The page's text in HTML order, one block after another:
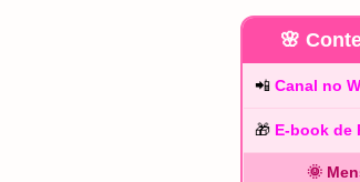
🌸
📲 Canal no
🎁 E-book de
🌞